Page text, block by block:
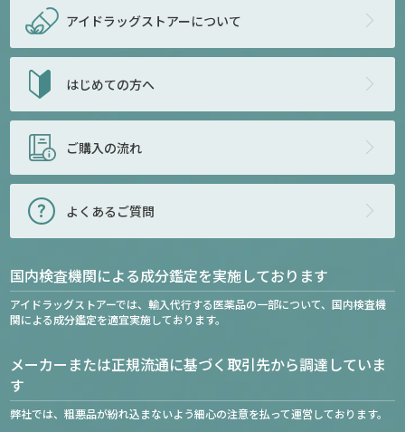
アイドラッグストアーについて
はじめての方へ
ご購入の流れ
よくあるご質問
国内検査機関による成分鑑定を実施しております
アイドラッグストアーでは、輸入代行する医薬品の一部について、国内検査機
関による成分鑑定を適宜実施しております。
メーカーまたは正規流通に基づく取引先から調達していま
す
弊社では、粗悪品が紛れ込まないよう細心の注意を払って運営しております。